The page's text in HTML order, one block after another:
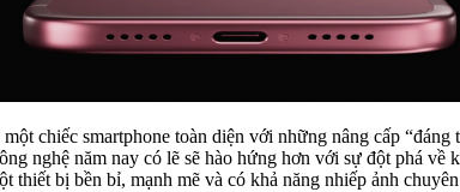
chiếc smartphone toàn diện với những nâng cấp
nghệ năm nay có lẽ sẽ hào hứng hơn với sự đột phá
thiết bị bền bỉ, mạnh mẽ và có khả năng nhiếp ảnh